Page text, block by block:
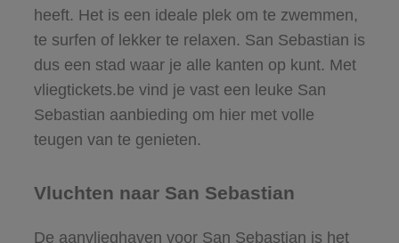
heeft. Het is een ideale plek om te zwemmen,
te surfen of lekker te relaxen. San Sebastian is
dus een stad waar je alle kanten op kunt. Met
vliegtickets.be vind je vast een leuke San
Sebastian aanbieding om hier met volle
teugen van te genieten.
Vluchten naar San Sebastian
De aanvlieghaven voor San Sebastian is het